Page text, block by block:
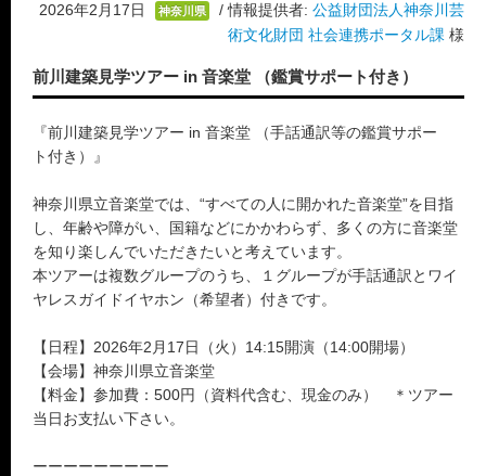
2026年2月17日 神奈川県 / 情報提供者: 公益財団法人神奈川芸
術文化財団 社会連携ポータル課 様
前川建築見学ツアー in 音楽堂 （鑑賞サポート付き）
『前川建築見学ツアー in 音楽堂 （手話通訳等の鑑賞サポー
ト付き）』
神奈川県立音楽堂では、“すべての人に開かれた音楽堂”を目指
し、年齢や障がい、国籍などにかかわらず、多くの方に音楽堂
を知り楽しんでいただきたいと考えています。
本ツアーは複数グループのうち、１グループが手話通訳とワイ
ヤレスガイドイヤホン（希望者）付きです。
【日程】2026年2月17日（火）14:15開演（14:00開場）
【会場】神奈川県立音楽堂
【料金】参加費：500円（資料代含む、現金のみ） ＊ツアー
当日お支払い下さい。
ーーーーーーーーー